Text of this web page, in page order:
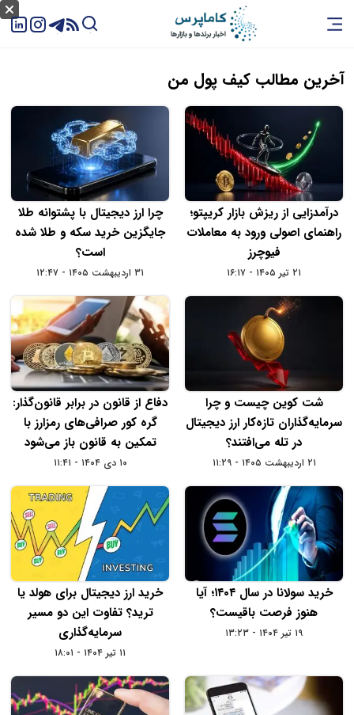
آخرین مطالب کیف پول من
درآمدزایی از ریزش بازار کریپتو؛
راهنمای اصولی ورود به معاملات
فیوچرز
۲۱ تیر ۱۴۰۵ - ۱۶:۱۷
چرا ارز دیجیتال با پشتوانه طلا
جایگزین خرید سکه و طلا شده
است؟
۳۱ اردیبهشت ۱۴۰۵ - ۱۲:۴۷
شت کوین چیست و چرا
سرمایه‌گذاران تازه‌کار ارز دیجیتال
در تله می‌افتند؟
۲۱ اردیبهشت ۱۴۰۵ - ۱۱:۲۹
دفاع از قانون در برابر قانون‌گذار:
گره کور صرافی‌های رمزارز با
تمکین به قانون باز می‌شود
۱۰ دی ۱۴۰۴ - ۱۱:۴۱
خرید سولانا در سال ۱۴۰۴؛ آیا
هنوز فرصت باقیست؟
۱۹ تیر ۱۴۰۴ - ۱۳:۲۳
خرید ارز دیجیتال برای هولد یا
ترید؟ تفاوت این دو مسیر
سرمایه‌گذاری
۱۱ تیر ۱۴۰۴ - ۱۸:۰۱